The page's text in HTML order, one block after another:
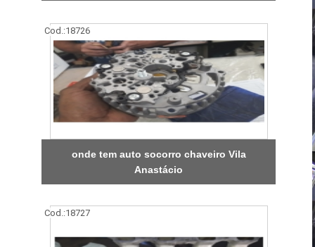
Cod.:18726
onde tem auto socorro chaveiro Vila
Anastácio
Cod.:18727